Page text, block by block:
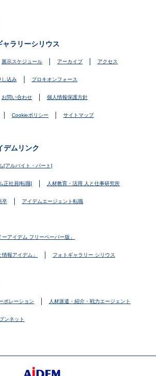
ャラリーシリウス
展示スケジュール アーカイブ アクセス
し込み プロキオンフォース
お問い合わせ 個人情報保護方針
Cookieポリシー サイトマップ
デムリンク
[アルバイト・パート]
正社員[転職] 人材教育・活用 人と仕事研究所
卒 アイデムエージェント転職
アイデム フリーペーパー版」
報アイデム」 フォトギャラリー シリウス
ポレーション 人材派遣・紹介・戦力エージェント
ンネット